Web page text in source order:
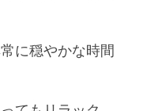
に穏やかな時間